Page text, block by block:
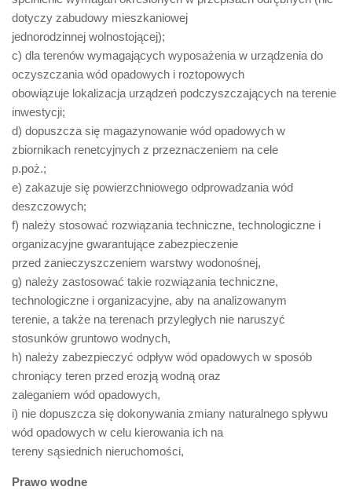
dotyczy zabudowy mieszkaniowej
jednorodzinnej wolnostojącej);
c) dla terenów wymagających wyposażenia w urządzenia do
oczyszczania wód opadowych i roztopowych
obowiązuje lokalizacja urządzeń podczyszczających na terenie
inwestycji;
d) dopuszcza się magazynowanie wód opadowych w
zbiornikach renetcyjnych z przeznaczeniem na cele
p.poż.;
e) zakazuje się powierzchniowego odprowadzania wód
deszczowych;
f) należy stosować rozwiązania techniczne, technologiczne i
organizacyjne gwarantujące zabezpieczenie
przed zanieczyszczeniem warstwy wodonośnej,
g) należy zastosować takie rozwiązania techniczne,
technologiczne i organizacyjne, aby na analizowanym
terenie, a także na terenach przyległych nie naruszyć
stosunków gruntowo wodnych,
h) należy zabezpieczyć odpływ wód opadowych w sposób
chroniący teren przed erozją wodną oraz
zaleganiem wód opadowych,
i) nie dopuszcza się dokonywania zmiany naturalnego spływu
wód opadowych w celu kierowania ich na
tereny sąsiednich nieruchomości,
Prawo wodne